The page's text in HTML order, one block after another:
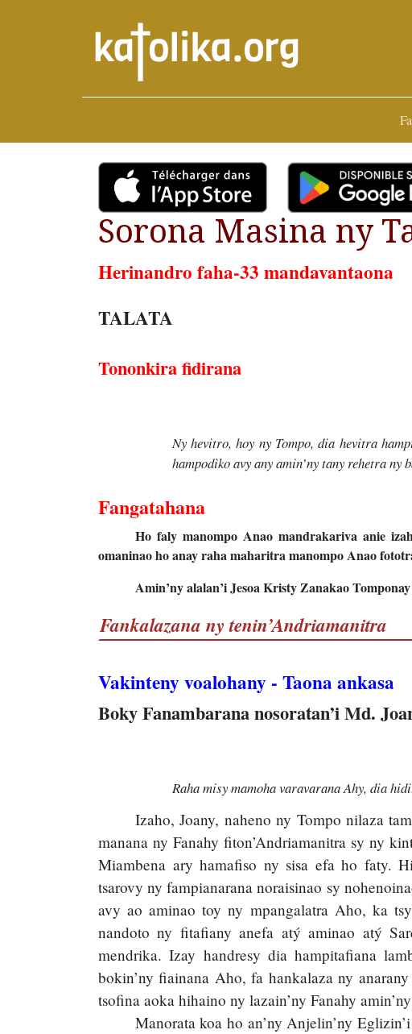
Sorona Masina ny
Herinandro faha-33 mandavantaona
TALATA
Tononkira fidirana
Ny hevitro, hoy ny Tompo, dia hevitra
hampodìko avy any amin’ny tany rehetra ny
Fangatahana
Ho faly manompo Anao mandrakariva anie
omaninao ho anay raha maharitra manompo Anao
Amin’ny alalan’i Jesoa Kristy Zanakao
Fankalazana ny tenin’Andriamanitra
Vakinteny voalohany - Taona ankasa
Boky Fanambarana nosoratan’i Md.
Raha misy mamoha varavarana Ahy, dia
Izaho, Joany, naheno ny Tompo nilaza
manana ny Fanahy fiton’Andriamanitra sy ny
Miambena ary hamafiso ny sisa efa ho faty.
tsarovy ny fampianarana noraisinao sy
avy ao aminao toy ny mpangalatra Aho, ka
nandoto ny fitafiany anefa atý aminao atý
mendrika. Izay handresy dia hampitafiana
bokin’ny fiainana Aho, fa hankalaza ny
tsofina aoka hihaino ny lazain’ny Fanahy
Manorata koa ho an’ny Anjelin’ny